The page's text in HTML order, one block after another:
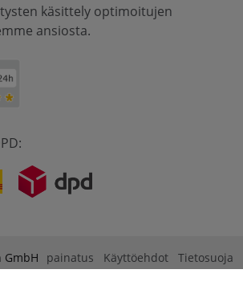
käsittely optimoitujen
ansiosta.
painatus Käyttöehdot Tietosuoja